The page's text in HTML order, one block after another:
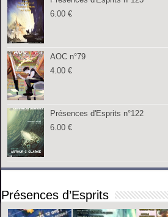
6.00€
AOC n°79
4.00€
Présences d'Esprits n°122
6.00€
Présences d’Esprits